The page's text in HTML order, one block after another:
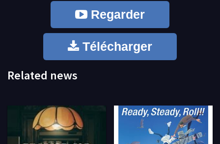
Regarder
Télécharger
Related news